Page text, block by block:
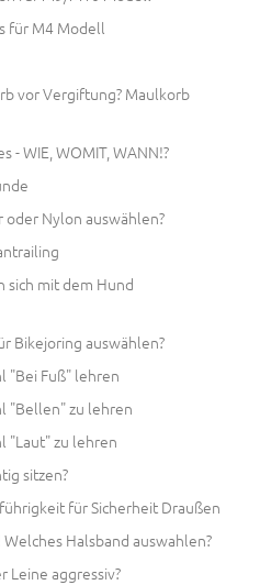
für M4 Modell
vor Vergiftung? Maulkorb
- WIE, WOMIT, WANN!?
oder Nylon auswählen?
sich mit dem Hund
Bikejoring auswählen?
"Bei Fuß" lehren
"Bellen" zu lehren
"Laut" zu lehren
sitzen?
für Sicherheit Draußen
Halsband auswahlen?
Leine aggressiv?